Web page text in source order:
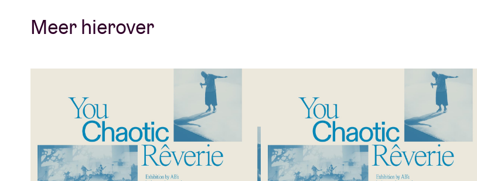
viewfinder during her first show with Porcelain ID at AB. I'm excited to see what the future
Concert pictures © Tone Verswijvel
Meer hierover